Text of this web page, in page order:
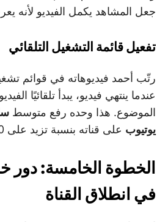
جعل المشاهد يكمل الفيديو لأنه
تفعيل قائمة التشغيل التلقائي
رتّب أحمد فيديوهاته في قوائم
عندما ينتهي فيديو، يبدأ تلقائيًا
الموضوع. هذا وحده رفع متوسط
يوتيوب على قناته بنسبة تزيد على 40%.
الخطوة الخامسة: دور
في انطلاق القناة